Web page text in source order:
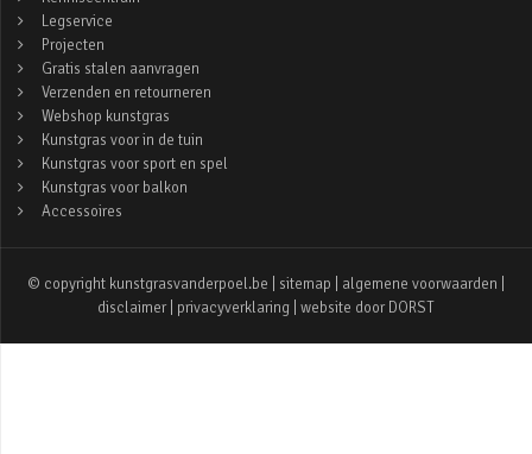
Legservice
Projecten
Gratis stalen aanvragen
Verzenden en retourneren
Webshop kunstgras
Kunstgras voor in de tuin
Kunstgras voor sport en spel
Kunstgras voor balkon
Accessoires
© copyright kunstgrasvanderpoel.be | sitemap algemene voorwaarden
disclaimer
privacyverklaring | website door DORST